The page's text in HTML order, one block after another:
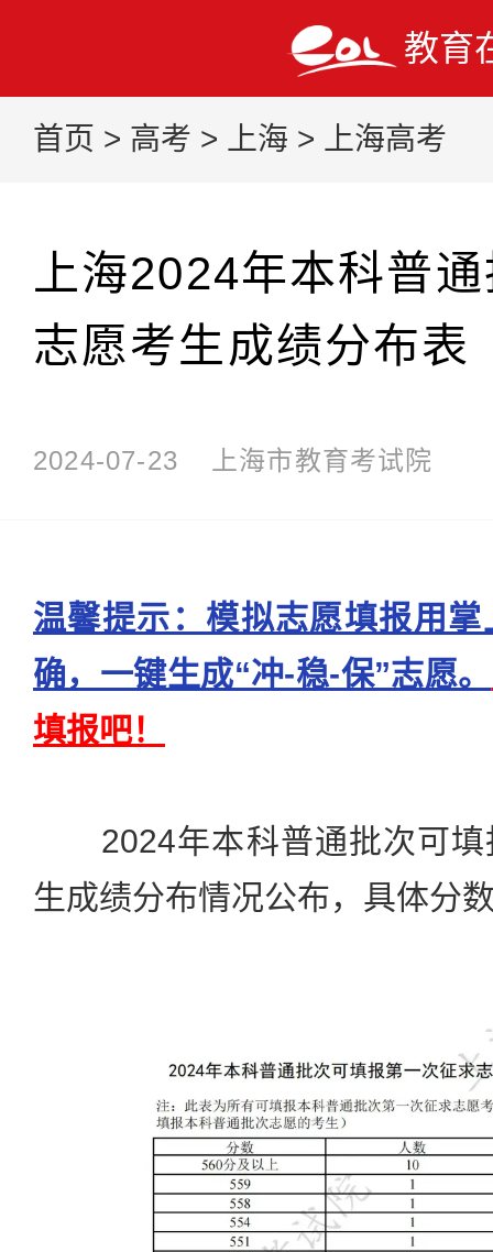
教育
首页 > 高考 > 上海 > 上海高考
上海2024年本科普
志愿考生成绩分布表
2024-07-23 上海市教育考试院
温馨提示：模拟志愿填报用
确，一键生成“冲-稳-保”志愿。
填报吧！
2024年本科普通批次可填
生成绩分布情况公布，具体分